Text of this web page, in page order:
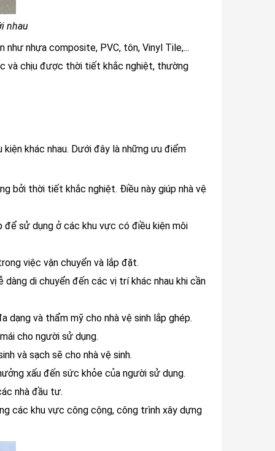
nhau
như nhựa composite, PVC, tôn, Vinyl Tile,...
và chịu được thời tiết khắc nghiệt, thường
khác nhau. Dưới đây là những ưu điểm
bởi thời tiết khắc nghiệt. Điều này giúp nhà vệ
để sử dụng ở các khu vực có điều kiện môi
việc vận chuyển và lắp đặt.
di chuyển đến các vị trí khác nhau khi cần
dạng và thẩm mỹ cho nhà vệ sinh lắp ghép.
cho người sử dụng.
và sạch sẽ cho nhà vệ sinh.
xấu đến sức khỏe của người sử dụng.
nhà đầu tư.
các khu vực công cộng, công trình xây dựng